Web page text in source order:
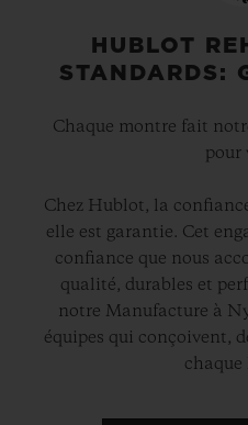
HUBLOT
STANDARDS:
Chaque montre fait
pour
Chez Hublot, la
elle est garantie. Cet
confiance que nous
qualité, durables et
notre Manufacture à
équipes qui conçoivent,